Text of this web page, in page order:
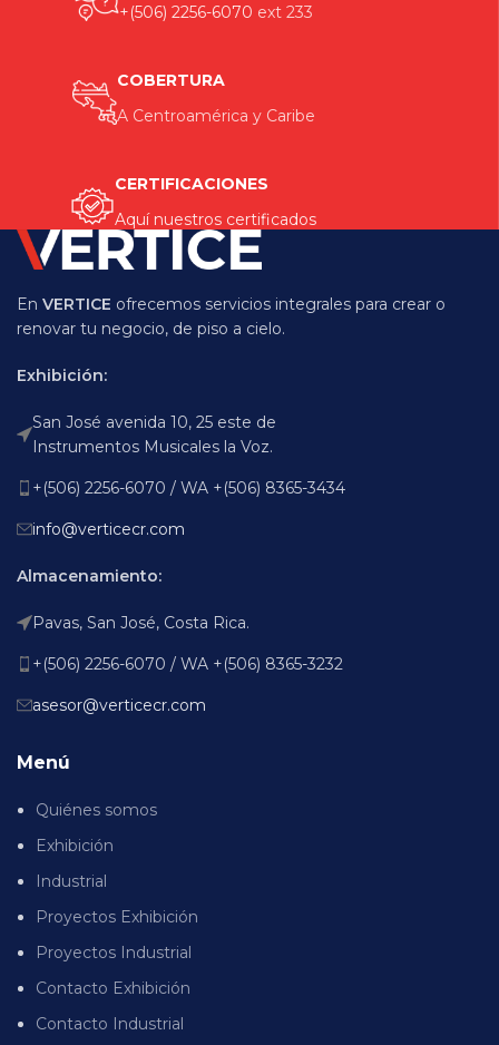
+(506) 2256-6070 ext 233
COBERTURA
A Centroamérica y Caribe
CERTIFICACIONES
Aquí nuestros certificados
En VERTICE ofrecemos servicios integrales para crear o
renovar tu negocio, de piso a cielo.
Exhibición:
San José avenida 10, 25 este de
Instrumentos Musicales la Voz.
+(506) 2256-6070 / WA +(506) 8365-3434
info@verticecr.com
Almacenamiento:
Pavas, San José, Costa Rica.
+(506) 2256-6070 / WA +(506) 8365-3232
asesor@verticecr.com
Menú
Quiénes somos
Exhibición
Industrial
Proyectos Exhibición
Proyectos Industrial
Contacto Exhibición
Contacto Industrial